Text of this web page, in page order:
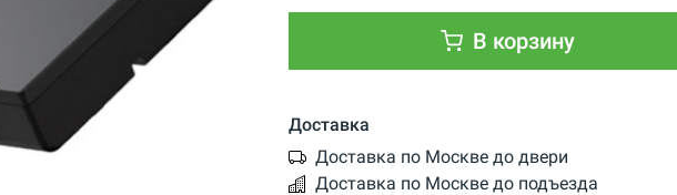
В корзину
Доставка
Доставка по Москве до двери
Доставка по Москве до подъезда